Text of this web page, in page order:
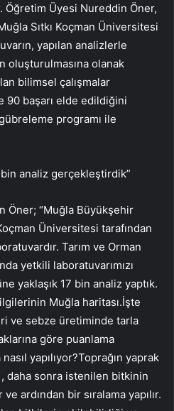
Öğretim Üyesi Nureddin Öner,
Sıtkı Koçman Üniversitesi
yapılan analizlerle
oluşturulmasına olanak
bilimsel çalışmalar
90 başarı elde edildiğini
programı ile
analiz gerçekleştirdik”
Öner; “Muğla Büyükşehir
Üniversitesi tarafından
Tarım ve Orman
yetkili laboratuvarımızı
yaklaşık 17 bin analiz yaptık.
Muğla haritası.İşte
ve sebze üretiminde tarla
göre puanlama
yapılıyor?Toprağın yaprak
daha sonra istenilen bitkinin
ardından bir sıralama yapılır.